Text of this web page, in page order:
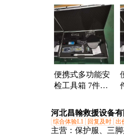
洗机、安检箱、智
囊、垂直型逃生通
援高楼逃生滑道、
便携式多功能安
检工具箱 7件套9
检设备箱检测仪
器
河北昌翰救援设备有
综合体验L1 回复及时 出
主营： 保护服、三